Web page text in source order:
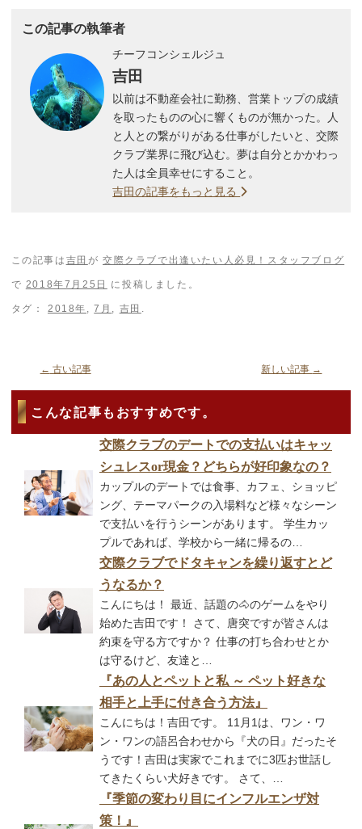
この記事の執筆者
チーフコンシェルジュ
吉田
以前は不動産会社に勤務、営業トップの成績
を取ったものの心に響くものが無かった。人
と人との繋がりがある仕事がしたいと、交際
クラブ業界に飛び込む。夢は自分とかかわっ
た人は全員幸せにすること。
吉田の記事をもっと見る
この記事は 吉田 が 交際クラブで出逢いたい人必見！スタッフブログ
で 2018年7月25日 に投稿しました。
タグ： 2018年 ,7月 , 吉田 .
← 古い記事 新しい記事 →
こんな記事もおすすめです。
交際クラブのデートでの支払いはキャッ
シュレスor現金？どちらが好印象なの？
カップルのデートでは食事、カフェ、ショッピ
ング、テーマパークの入場料など様々なシーン
で支払いを行うシーンがあります。 学生カッ
プルであれば、学校から一緒に帰るの…
交際クラブでドタキャンを繰り返すとど
うなるか？
こんにちは！ 最近、話題の🐴のゲームをやり
始めた吉田です！ さて、唐突ですが皆さんは
約束を守る方ですか？ 仕事の打ち合わせとか
は守るけど、友達と…
『あの人とペットと私 ～ ペット好きな
相手と上手に付き合う方法』
こんにちは！吉田です。 11月1は、ワン・ワ
ン・ワンの語呂合わせから『犬の日』だったそ
うです！吉田は実家でこれまでに3匹お世話し
てきたくらい犬好きです。 さて、…
『季節の変わり目にインフルエンザ対
策！』